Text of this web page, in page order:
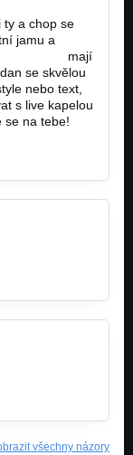
ty a chop se
jamu a
mají
se skvělou
nebo text,
s live kapelou
se na tebe!
všechny názory